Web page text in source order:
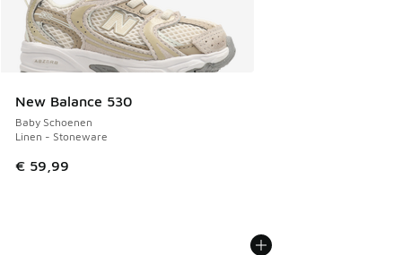
New Balance 530
Baby Schoenen
Linen - Stoneware
€ 59,99